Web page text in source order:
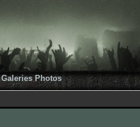
Galeries Photos